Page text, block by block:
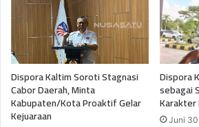
Dispora Kaltim Soroti Stagnasi
Cabor Daerah, Minta
Kabupaten/Kota Proaktif Gelar
Kejuaraan
Dispora
sebagai
Karakter
Juni